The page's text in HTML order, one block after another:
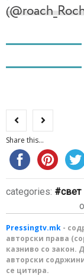
Share this...
categories:
свет
Pressingtv.mk -
авторски права
казниво со закон.
авторски
се цитира.